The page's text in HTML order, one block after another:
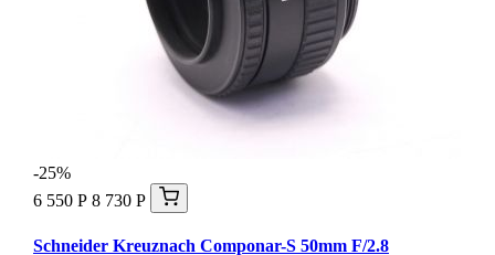
-25%
6 550 Р 8 730 Р
Schneider Kreuznach Componar-S 50mm F/2.8